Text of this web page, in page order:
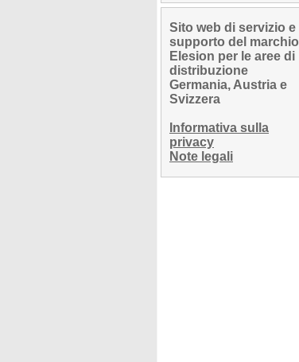
Sito web di servizio e
supporto del marchio
Elesion per le aree di
distribuzione
Germania, Austria e
Svizzera
Informativa sulla
privacy
Note legali